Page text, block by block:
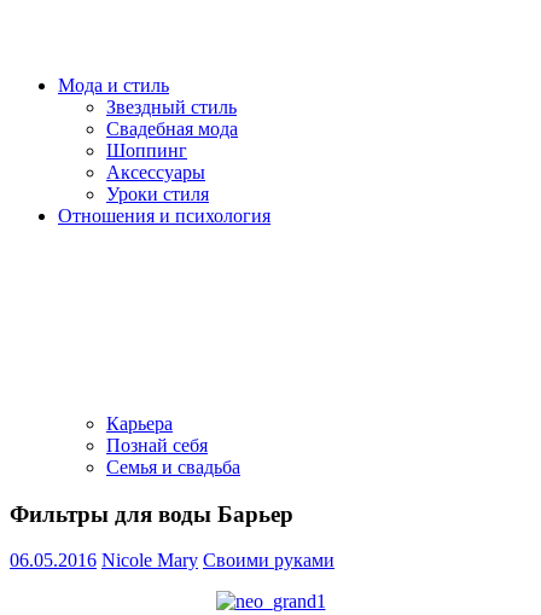
Мода и стиль
Звездный стиль
Свадебная мода
Шоппинг
Аксессуары
Уроки стиля
Отношения и психология
Карьера
Познай себя
Семья и свадьба
Фильтры для воды Барьер
06.05.2016 Nicole Mary Своими руками